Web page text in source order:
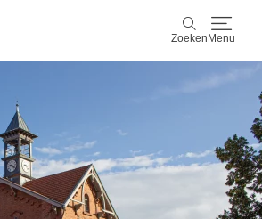
Zoeken Menu
wijn & gastronomie
actief & natuur
Cultuur & Steden